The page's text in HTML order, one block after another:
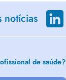
notícias
de saúde?